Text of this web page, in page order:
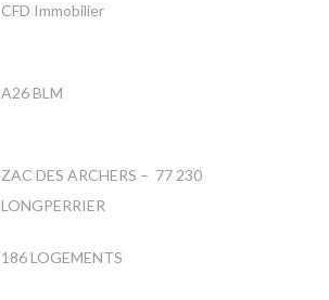
CFD Immobilier
A26 BLM
ZAC DES ARCHERS – 77 230
LONGPERRIER
186 LOGEMENTS